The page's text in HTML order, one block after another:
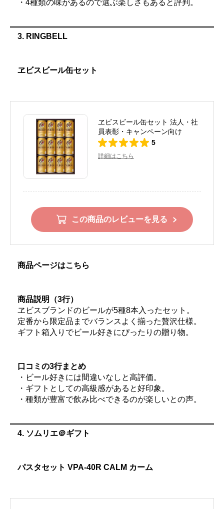
・4種類の味があるので選ぶ楽しさもあると評判。
3. RINGBELL
ヱビスビール缶セット
ヱビスビール缶セット 法人・社
員表彰・キャンペーン向け
5
詳細はこちら
この商品のレビューを見る
商品ページはこちら
商品説明（3行）
ヱビスブランドのビールが5種8本入ったセット。
定番から限定品までバランスよく揃った贅沢仕様。
ギフト箱入りでビール好きにぴったりの贈り物。
口コミの3行まとめ
・ビール好きには間違いなしと高評価。
・ギフトとしての高級感があると好印象。
・種類が豊富で飲み比べできるのが楽しいとの声。
4. ソムリエ＠ギフト
パスタセット VPA-40R CALM カーム